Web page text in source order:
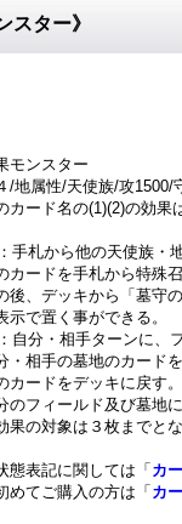
ター》
モンスター
/地属性/天使族/攻1500/
カード名の(1)(2)の効果
手札から他の天使族・
カードを手札から特殊召
後、デッキから「墓守
示で置く事ができる。
自分・相手ターンに、
・相手の墓地のカード
カードをデッキに戻す。
のフィールド及び墓地
果の対象は３枚までとな
態表記に関しては「 カ
めてご購入の方は「 カ